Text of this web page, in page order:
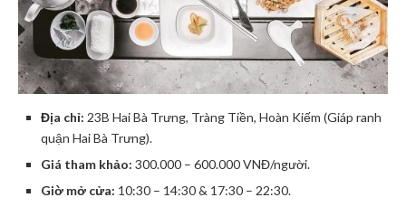
Địa chỉ: 23B Hai Bà Trưng, Tràng Tiền, Hoàn Kiếm (Giáp ranh
quận Hai Bà Trưng).
Giá tham khảo: 300.000 – 600.000 VNĐ/người.
Giờ mở cửa: 10:30 – 14:30 & 17:30 – 22:30.